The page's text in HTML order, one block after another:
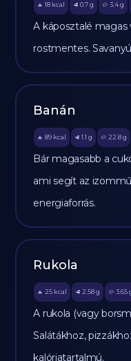
🔥 18 kcal 🥩 0.7 g 🥔 3.4g
A káposztalé
rostmentes.
Banán
🔥 89 kcal 🥩 1.1 g 🥔 22.8g
Bár magasabb a
ami segít az
energiaforrás.
Rukola
🔥 25 kcal 🥩 2.58 g 🥔 3.65
A rukola (vagy
Salátákhoz,
kalóriatartalmú.